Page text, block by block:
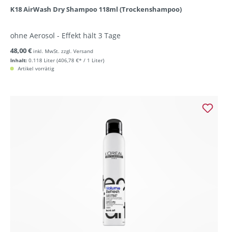
K18 AirWash Dry Shampoo 118ml (Trockenshampoo)
ohne Aerosol - Effekt hält 3 Tage
Inhalt: 0.118 Liter (406,78 €* / 1 Liter)
48,00 € inkl. MwSt. zzgl. Versand
Artikel vorrätig